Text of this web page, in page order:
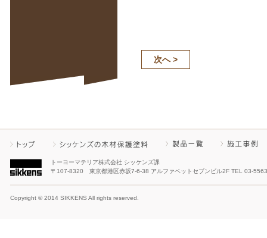
次へ >
トーヨーマテリア株式会社 シッケンズ課
〒107-8320 東京都港区赤坂7-6-38 アルファベットセブンビル2F TEL 03-
Copyright © 2014 SIKKENS All rights reserved.